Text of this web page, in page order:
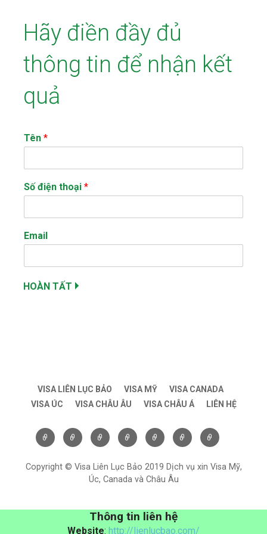
Hãy điền đầy đủ
thông tin để nhận kết
quả
Tên *
Số điện thoại *
Email
HOÀN TẤT
VISA LIÊN LỤC BẢO VISA MỸ
VISA CANADA
VISA ÚC
VISA CHÂU ÂU VISA CHÂU Á LIÊN HỆ
Copyright © Visa Liên Lục Bảo 2019 Dịch vụ xin Visa Mỹ,
Úc, Canada và Châu Âu
Thông tin liên hệ
Website: http://lienlucbao.com/